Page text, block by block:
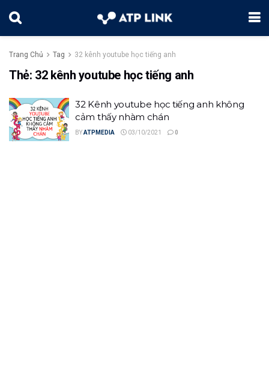
Trang Chủ Tag 32 kênh youtube học tiếng anh
Thẻ: 32 kênh youtube học tiếng anh
32 Kênh youtube học tiếng anh không
cảm thấy nhàm chán
BYATPMEDIA 03/10/2021 0